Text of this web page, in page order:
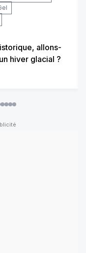
allons-
hiver glacial ?